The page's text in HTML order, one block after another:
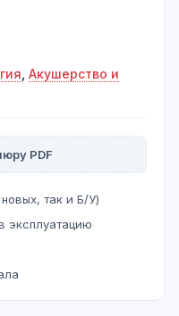
Акушерство и
PDF
так и Б/У)
эксплуатацию